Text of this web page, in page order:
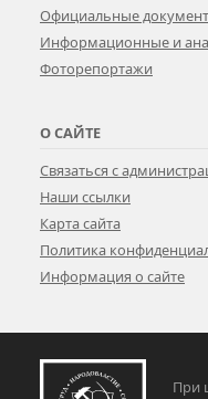
Официальные
Информационные и
Фоторепортажи
О САЙТЕ
Связаться с
Наши ссылки
Карта сайта
Политика
Информация о сайте
При